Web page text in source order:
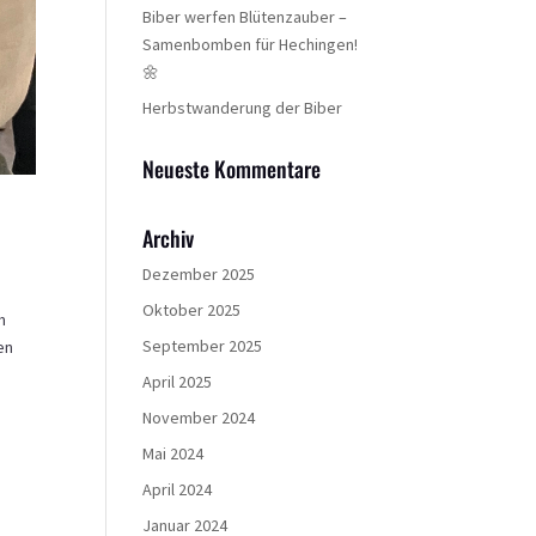
Biber werfen Blütenzauber –
Samenbomben für Hechingen!
🌼
Herbstwanderung der Biber
Neueste Kommentare
Archiv
Dezember 2025
Oktober 2025
September 2025
April 2025
November 2024
Mai 2024
April 2024
Januar 2024